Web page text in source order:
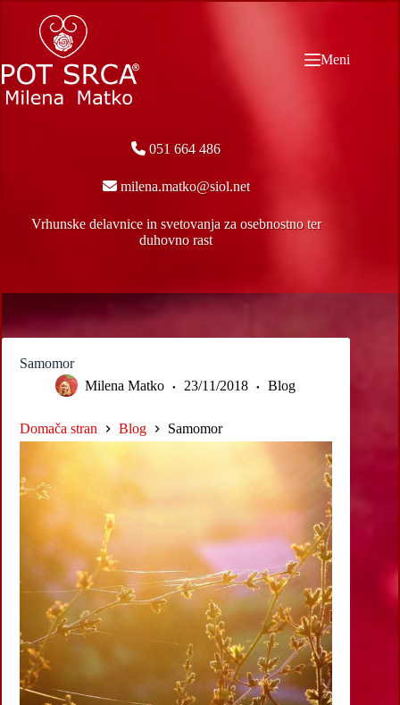
content
Meni
051 664 486
milena.matko@siol.net
Vrhunske delavnice in svetovanja za osebnostno ter
duhovno rast
Samomor
Milena Matko
23/11/2018 Blog
Domača stran Blog Samomor